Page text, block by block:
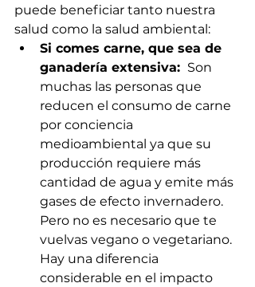
puede beneficiar tanto nuestra
salud como la salud ambiental:
Si comes carne, que sea de
ganadería extensiva: Son
muchas las personas que
reducen el consumo de carne
por conciencia
medioambiental ya que su
producción requiere más
cantidad de agua y emite más
gases de efecto invernadero.
Pero no es necesario que te
vuelvas vegano o vegetariano.
Hay una diferencia
considerable en el impacto